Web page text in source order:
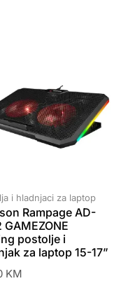
i hladnjaci za laptop
Rampage AD-
GAMEZONE
postolje i
za laptop 15-17”
KM